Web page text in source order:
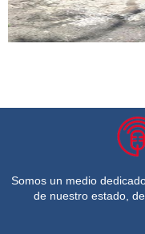
Somos un medio
de nuestro estado,